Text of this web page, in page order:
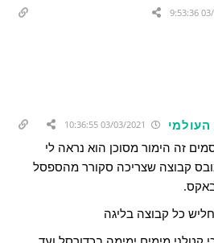
זה הימור מסוכן הוא נראה לי
קבוצה שצריכה סקורר מהספסל
כל קבוצה בליגה